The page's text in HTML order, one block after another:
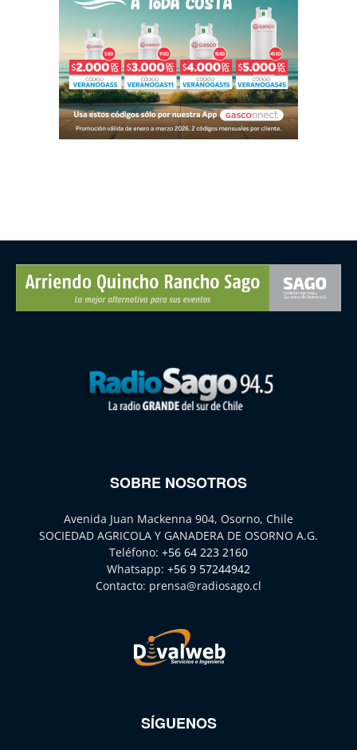
SOBRE NOSOTROS
Avenida Juan Mackenna 904, Osorno, Chile
SOCIEDAD AGRICOLA Y GANADERA DE OSORNO A.G.
Teléfono: +56 64 223 2160
Whatsapp: +56 9 57244942
Contacto: prensa@radiosago.cl
SÍGUENOS